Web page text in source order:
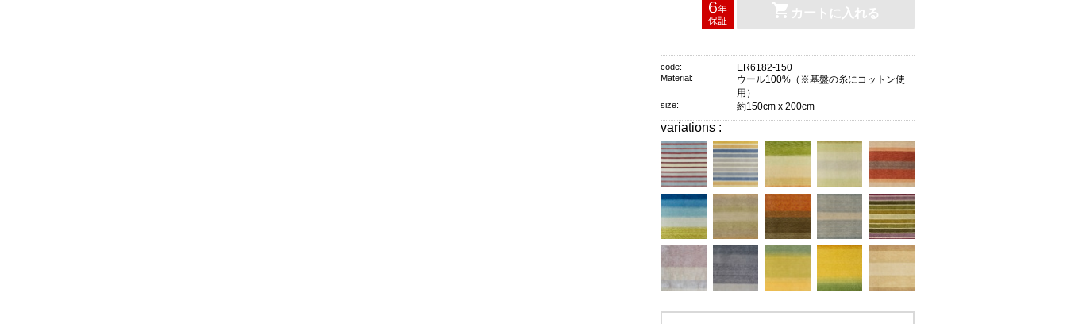
カートに入れる
code: ER6182-150
Material:
ウール100%（※基盤の糸にコットン使
用）
size: 約150cm x 200cm
variations :